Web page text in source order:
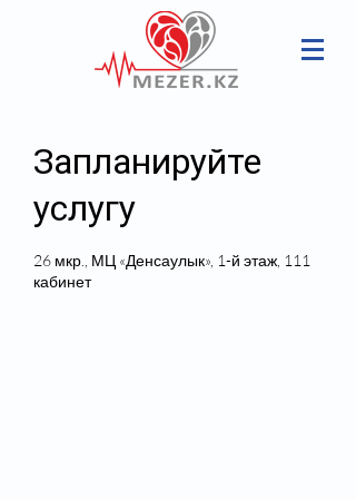
Запланируйте
услугу
26 мкр., МЦ «Денсаулык», 1-й этаж, 111
кабинет